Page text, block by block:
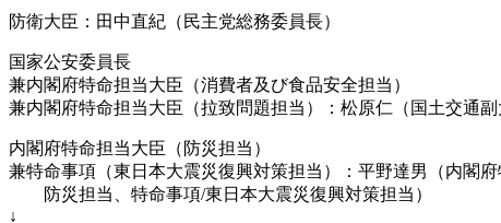
防衛大臣：田中直紀（民主党総務委員長）
国家公安委員長
兼内閣府特命担当大臣（消費者及び食品安全担当）
兼内閣府特命担当大臣（拉致問題担当）：松原仁（国土交通副
内閣府特命担当大臣（防災担当）
兼特命事項（東日本大震災復興対策担当）：平野達男（内閣
防災担当、特命事項/東日本大震災復興対策担当）
↓